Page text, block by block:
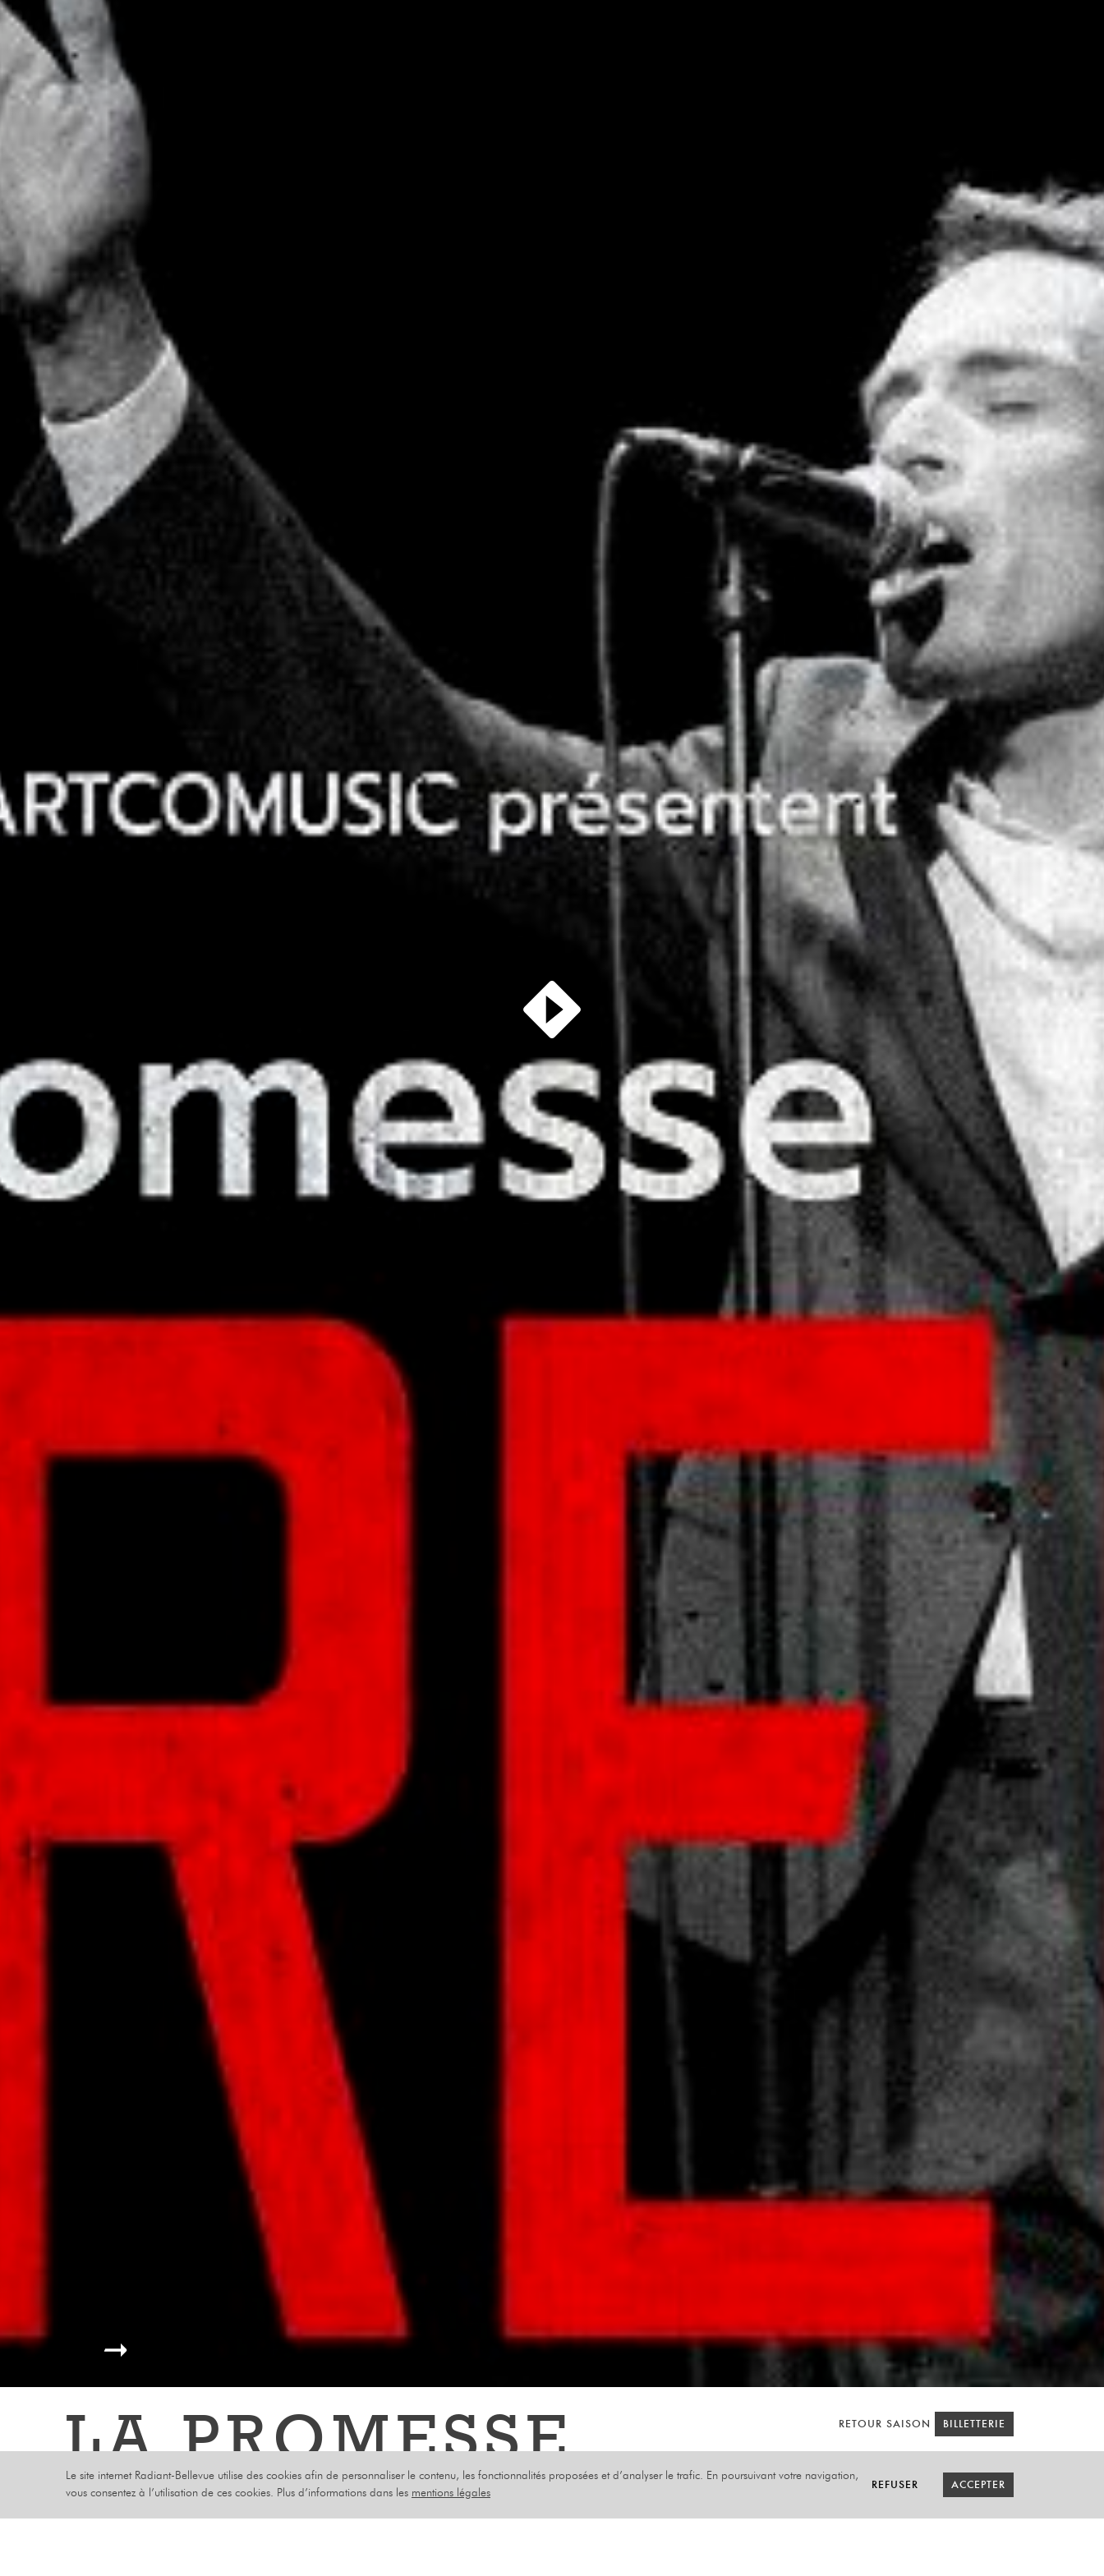
LA PROMESSE
BREL
RETOUR SAISON
RETOUR SAISON BILLETTERIE
BILLETTERIE
Le site internet Radiant-Bellevue utilise des cookies afin de personnaliser le contenu, les fonctionnalités proposées et d’analyser le trafic. En poursuivant votre navigation,
vous consentez à l’utilisation de ces cookies. Plus d’informations dans les mentions légales
REFUSER
REFUSER ACCEPTER
ACCEPTER